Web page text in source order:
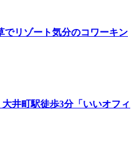
でリゾート気分のコワーキン
井町駅徒歩3分「いいオフィ